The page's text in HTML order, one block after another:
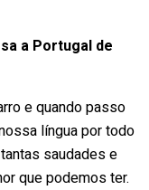
a Portugal de
e quando passo
língua por todo
saudades e
que podemos ter.